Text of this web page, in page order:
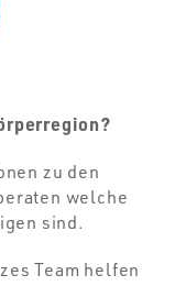
zu den
welche
sind.
Team helfen